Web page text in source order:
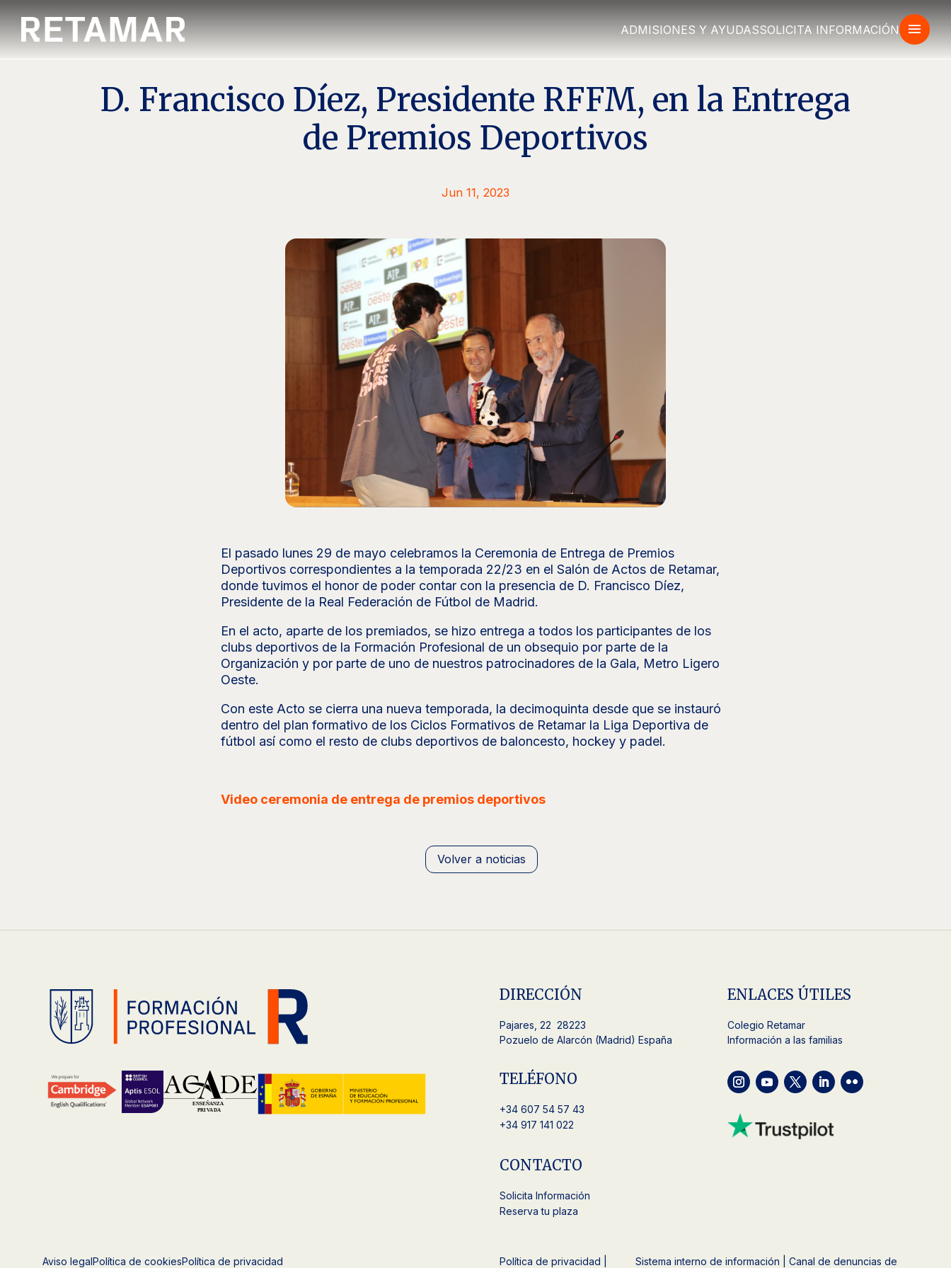
ADMISIONES Y AYUDASSOLICITA INFORMACIÓN menu
D. Francisco Díez, Presidente RFFM, en la Entrega
de Premios Deportivos
Jun 11, 2023
El pasado lunes 29 de mayo celebramos la Ceremonia de Entrega de Premios
Deportivos correspondientes a la temporada 22/23 en el Salón de Actos de Retamar,
donde tuvimos el honor de poder contar con la presencia de D. Francisco Díez,
Presidente de la Real Federación de Fútbol de Madrid.
En el acto, aparte de los premiados, se hizo entrega a todos los participantes de los
clubs deportivos de la Formación Profesional de un obsequio por parte de la
Organización y por parte de uno de nuestros patrocinadores de la Gala, Metro Ligero
Oeste.
Con este Acto se cierra una nueva temporada, la decimoquinta desde que se instauró
dentro del plan formativo de los Ciclos Formativos de Retamar la Liga Deportiva de
fútbol así como el resto de clubs deportivos de baloncesto, hockey y padel.
Video ceremonia de entrega de premios deportivos
Volver a noticias
DIRECCIÓN
Pajares, 22 28223
Pozuelo de Alarcón (Madrid) España
TELÉFONO
+34 607 54 57 43
+34 917 141 022
CONTACTO
Solicita Información
Reserva tu plaza
ENLACES ÚTILES
Colegio Retamar
Información a las familias
Aviso legalPolítica de cookiesPolítica de privacidad Política de privacidad | Sistema interno de información | Canal de denuncias de